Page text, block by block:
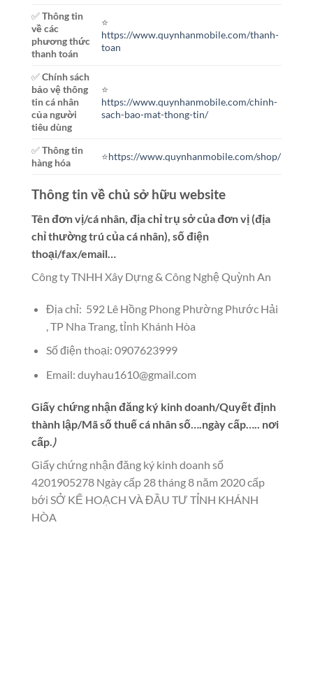
✅Thông tin
về các
phương thức
thanh toán
⭐️
https://www.quynhanmobile.com/thanh-
toan
✅Chính sách
bảo vệ thông
tin cá nhân
của người
tiêu dùng
⭐️
https://www.quynhanmobile.com/chinh-
sach-bao-mat-thong-tin/
✅Thông tin
hàng hóa
⭐️https://www.quynhanmobile.com/shop/
Thông tin về chủ sở hữu website
Tên đơn vị/cá nhân, địa chỉ trụ sở của đơn vị (địa
chỉ thường trú của cá nhân), số điện
thoại/fax/email…
Công ty TNHH Xây Dựng & Công Nghệ Quỳnh An
Địa chỉ: 592 Lê Hồng Phong Phường Phước Hải
, TP Nha Trang, tỉnh Khánh Hòa
Số điện thoại: 0907623999
Email: duyhau1610@gmail.com
Giấy chứng nhận đăng ký kinh doanh/Quyết định
thành lập/Mã số thuế cá nhân số….ngày cấp….. nơi
cấp. )
Giấy chứng nhận đăng ký kinh doanh số
4201905278 Ngày cấp 28 tháng 8 năm 2020 cấp
bới SỞ KẾ HOẠCH VÀ ĐẦU TƯ TỈNH KHÁNH
HÒA